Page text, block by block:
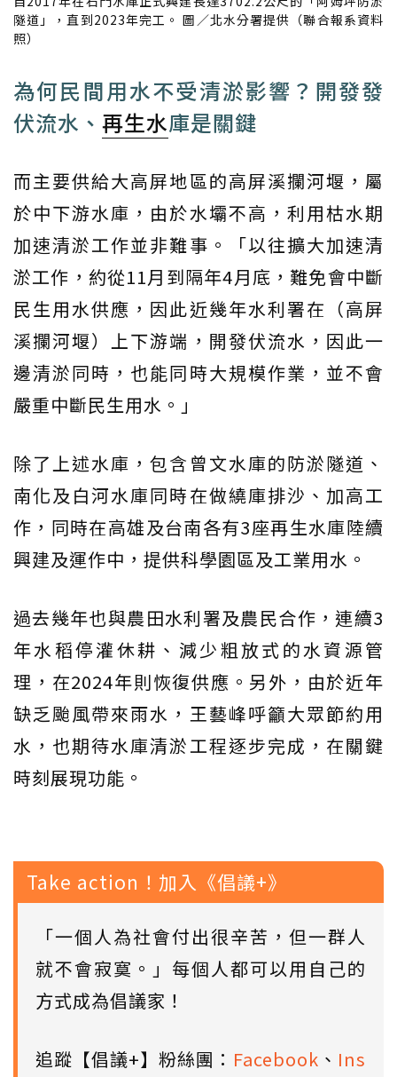
隧道」，直到2023年完工。 圖／北水分署提供（聯合報系資料
照）
為何民間用水不受清淤影響？開發發
伏流水、 再生水庫是關鍵
而主要供給大高屏地區的高屏溪攔河堰，屬
於中下游水庫，由於水壩不高，利用枯水期
加速清淤工作並非難事。「以往擴大加速清
淤工作，約從11月到隔年4月底，難免會中斷
民生用水供應，因此近幾年水利署在（高屏
溪攔河堰）上下游端，開發伏流水，因此一
邊清淤同時，也能同時大規模作業，並不會
嚴重中斷民生用水。」
除了上述水庫，包含曾文水庫的防淤隧道、
南化及白河水庫同時在做繞庫排沙、加高工
作，同時在高雄及台南各有3座再生水庫陸續
興建及運作中，提供科學園區及工業用水。
過去幾年也與農田水利署及農民合作，連續3
年水稻停灌休耕、減少粗放式的水資源管
理，在2024年則恢復供應。另外，由於近年
缺乏颱風帶來雨水，王藝峰呼籲大眾節約用
水，也期待水庫清淤工程逐步完成，在關鍵
時刻展現功能。
Take action！加入《倡議+》
「一個人為社會付出很辛苦，但一群人
就不會寂寞。」每個人都可以用自己的
方式成為倡議家！
追蹤【倡議+】粉絲團： Facebook 、 Ins